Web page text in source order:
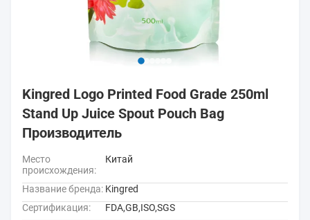
Kingred Logo Printed Food Grade 250ml
Stand Up Juice Spout Pouch Bag
Производитель
Место
происхождения:
Китай
Название бренда: Kingred
Сертификация:
FDA,GB,ISO,SGS